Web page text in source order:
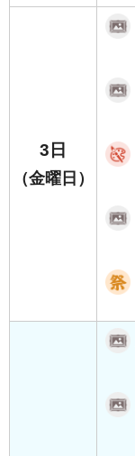
3日
（金曜日）